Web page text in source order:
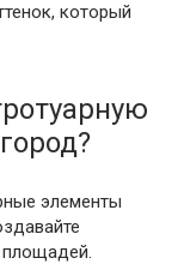
который
элементы
площадей.